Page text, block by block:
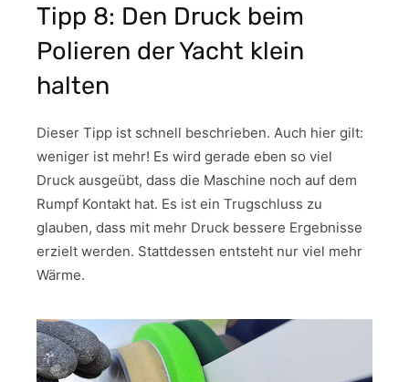
Tipp 8: Den Druck beim
Polieren der Yacht klein
halten
Dieser Tipp ist schnell beschrieben. Auch hier gilt:
weniger ist mehr! Es wird gerade eben so viel
Druck ausgeübt, dass die Maschine noch auf dem
Rumpf Kontakt hat. Es ist ein Trugschluss zu
glauben, dass mit mehr Druck bessere Ergebnisse
erzielt werden. Stattdessen entsteht nur viel mehr
Wärme.